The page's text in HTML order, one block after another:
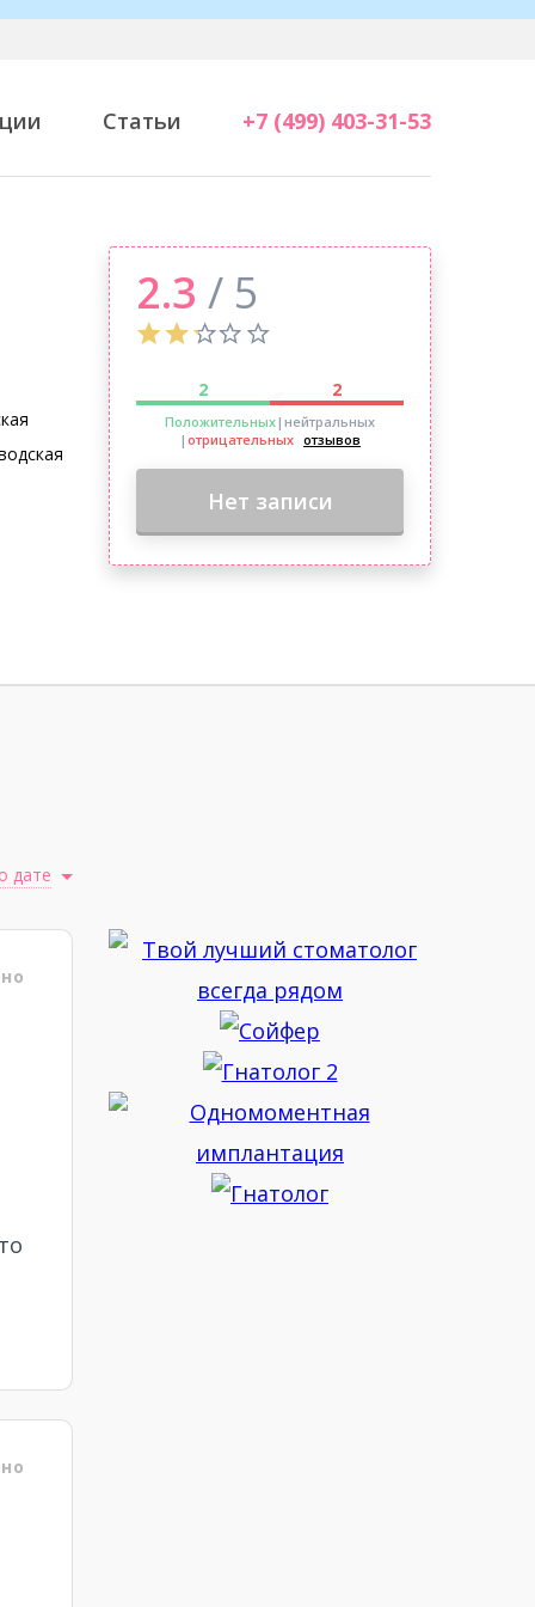
Статьи +7 (499) 403-31-53
2.3 / 5
2 2
Положительных|нейтральных
| отрицательных отзывов
Нет записи
дате